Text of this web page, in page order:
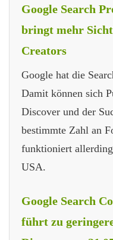
Google Search
bringt mehr
Creators
Google hat die
Damit können sich
Discover und der
bestimmte Zahl an
funktioniert
USA.
Google Search
führt zu